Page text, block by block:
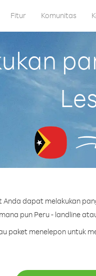
Fitur Komunitas
Anda dapat melakukan
pun Peru - landline
paket menelepon untuk